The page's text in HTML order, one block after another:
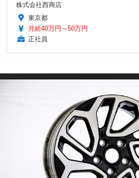
株式会社西商店
東京都
月給40万円～50万円
正社員